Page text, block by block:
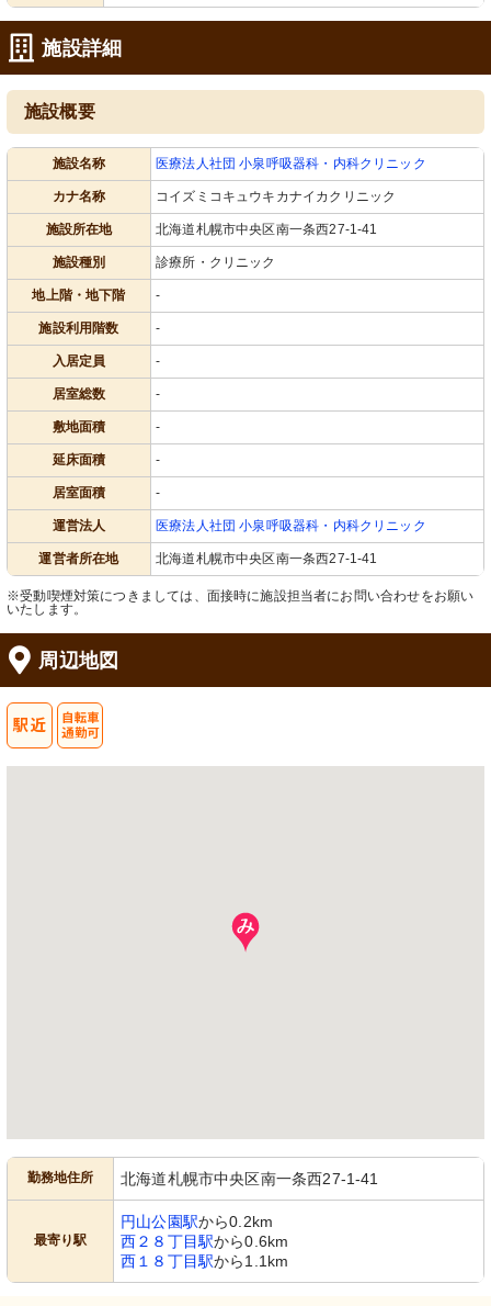
施設詳細
施設概要
施設名称 医療法人社団 小泉呼吸器科・内科クリニック
カナ名称 コイズミコキュウキカナイカクリニック
施設所在地 北海道札幌市中央区南一条西27-1-41
施設種別 診療所・クリニック
地上階・地下階 -
施設利用階数 -
入居定員 -
居室総数 -
敷地面積 -
延床面積 -
居室面積 -
運営法人 医療法人社団 小泉呼吸器科・内科クリニック
運営者所在地 北海道札幌市中央区南一条西27-1-41
※受動喫煙対策につきましては、面接時に施設担当者にお問い合わせをお願い
いたします。
周辺地図
勤務地住所 北海道札幌市中央区南一条西27-1-41
最寄り駅
円山公園駅から0.2km
西２８丁目駅から0.6km
西１８丁目駅から1.1km